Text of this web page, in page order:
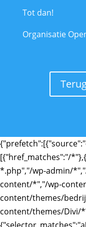
Tot dan!
Organisatie
[{"href_matches":"/
*.php","/wp-admin/
content/*","/wp-
content/themes/
content/themes/Divi/